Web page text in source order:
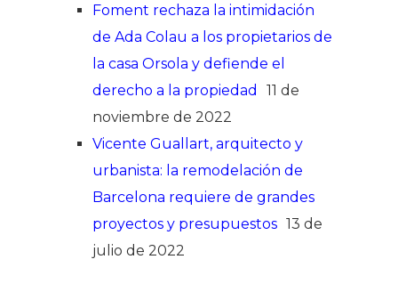
Foment rechaza la intimidación
de Ada Colau a los propietarios de
la casa Orsola y defiende el
derecho a la propiedad
11 de
noviembre de 2022
Vicente Guallart, arquitecto y
urbanista: la remodelación de
Barcelona requiere de grandes
proyectos y presupuestos 13 de
julio de 2022